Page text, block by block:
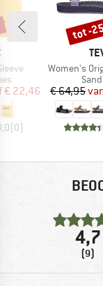
prijs
€ 22,46
(0)
Artikel
Women's
€ 64,95
Korting
tot -
4,7
(9)